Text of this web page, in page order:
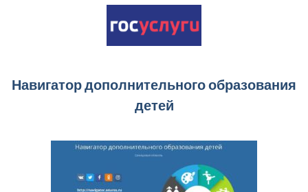
Навигатор дополнительного образования
детей